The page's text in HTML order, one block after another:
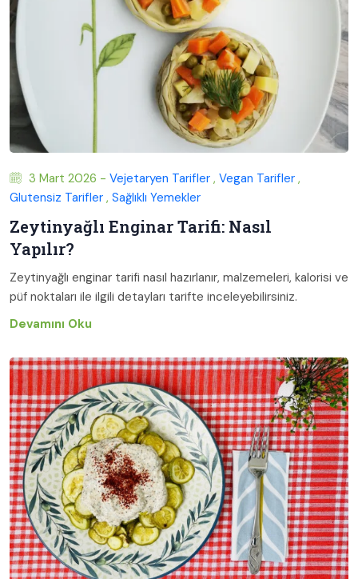
3 Mart 2026 - Vejetaryen Tarifler , Vegan Tarifler ,
Glutensiz Tarifler , Sağlıklı Yemekler
Zeytinyağlı Enginar Tarifi: Nasıl
Yapılır?
Zeytinyağlı enginar tarifi nasıl hazırlanır, malzemeleri, kalorisi ve
püf noktaları ile ilgili detayları tarifte inceleyebilirsiniz.
Devamını Oku